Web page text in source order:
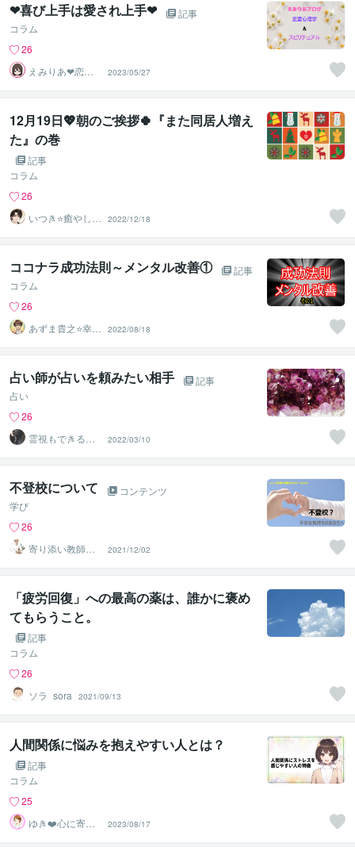
❤喜び上手は愛され上手❤
記事
コラム
26
えみりあ❤恋愛
心理学❤スピリ
チュアル✨
2023/05/27
12月19日💖朝のご挨拶🍀『また同居人増え
た』の巻
記事
コラム
26
いつき⭐️癒やし声
のお話相手
2022/12/18
ココナラ成功法則～メンタル改善①
記事
コラム
26
あずま貴之⭐幸せ
自分軸の生き方
育成コーチ
2022/08/18
占い師が占いを頼みたい相手
記事
占い
26
霊視もできる話
相手❤️UI★うい
2022/03/10
不登校について
コンテンツ
学び
26
寄り添い教師カ
ウンセラー Qoo
ちー
2021/12/02
「疲労回復」への最高の薬は、誰かに褒め
てもらうこと。
記事
コラム
26
ソラ_sora
2021/09/13
人間関係に悩みを抱えやすい人とは？
記事
コラム
25
ゆき❤️心に寄り
添う癒しのナー
ス
2023/08/17